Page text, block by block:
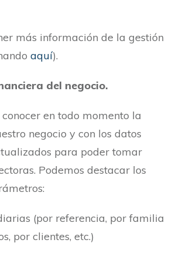
más información de la gestión
aquí).
del negocio.
en todo momento la
negocio y con los datos
para poder tomar
Podemos destacar los
(por referencia, por familia
por clientes, etc.)